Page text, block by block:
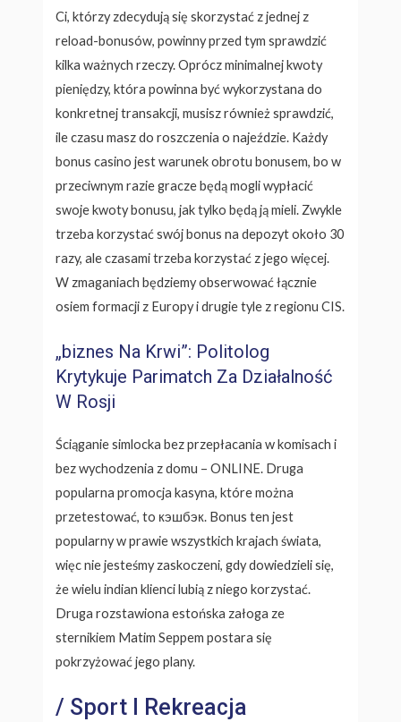
Ci, którzy zdecydują się skorzystać z jednej z
reload-bonusów, powinny przed tym sprawdzić
kilka ważnych rzeczy. Oprócz minimalnej kwoty
pieniędzy, która powinna być wykorzystana do
konkretnej transakcji, musisz również sprawdzić,
ile czasu masz do roszczenia o najeździe. Każdy
bonus casino jest warunek obrotu bonusem, bo w
przeciwnym razie gracze będą mogli wypłacić
swoje kwoty bonusu, jak tylko będą ją mieli. Zwykle
trzeba korzystać swój bonus na depozyt około 30
razy, ale czasami trzeba korzystać z jego więcej.
W zmaganiach będziemy obserwować łącznie
osiem formacji z Europy i drugie tyle z regionu CIS.
„biznes Na Krwi”: Politolog
Krytykuje Parimatch Za Działalność
W Rosji
Ściąganie simlocka bez przepłacania w komisach i
bez wychodzenia z domu – ONLINE. Druga
popularna promocja kasyna, które można
przetestować, to кэшбэк. Bonus ten jest
popularny w prawie wszystkich krajach świata,
więc nie jesteśmy zaskoczeni, gdy dowiedzieli się,
że wielu indian klienci lubią z niego korzystać.
Druga rozstawiona estońska załoga ze
sternikiem Matim Seppem postara się
pokrzyżować jego plany.
/ Sport I Rekreacja